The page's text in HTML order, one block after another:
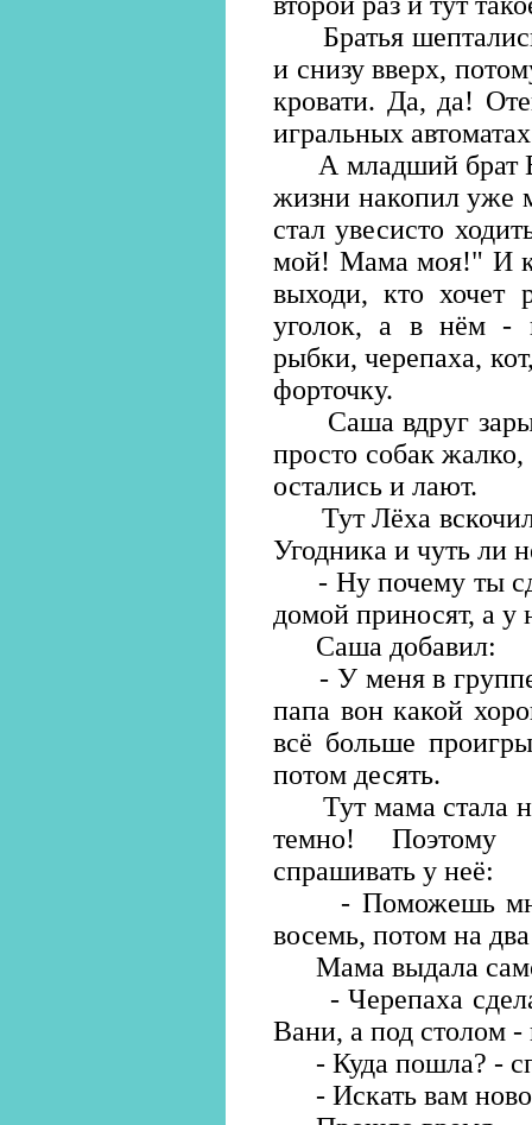
Братья
и снизу вверх,
кровати. Да, да!
игральных
А младший брат
жизни накопил уже
стал увесисто
мой! Мама моя!" И
выходи, кто хочет
уголок, а в нём -
рыбки, черепаха,
форточку.
Саша вдруг
просто собак
остались и лают.
Тут Лёха
Угодника и чуть ли
- Ну почему ты
домой приносят, а у
Саша добавил:
- У меня в группе
папа вон какой
всё больше
потом десять.
Тут мама стала
темно! Поэтому
спрашивать у неё:
- Поможешь мне
восемь, потом на
Мама выдала
- Черепаха
Вани, а под столом
- Куда пошла? -
- Искать вам